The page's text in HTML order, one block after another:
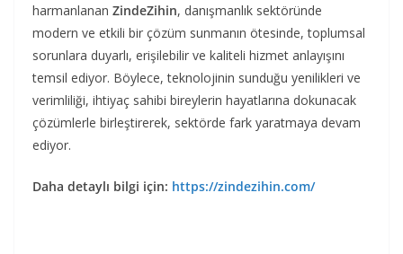
harmanlanan ZindeZihin, danışmanlık sektöründe
modern ve etkili bir çözüm sunmanın ötesinde, toplumsal
sorunlara duyarlı, erişilebilir ve kaliteli hizmet anlayışını
temsil ediyor. Böylece, teknolojinin sunduğu yenilikleri ve
verimliliği, ihtiyaç sahibi bireylerin hayatlarına dokunacak
çözümlerle birleştirerek, sektörde fark yaratmaya devam
ediyor.
Daha detaylı bilgi için: https://zindezihin.com/